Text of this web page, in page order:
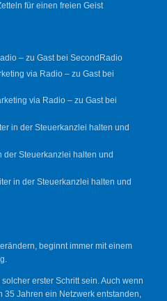
für einen freien Geist
– zu Gast bei SecondRadio
via Radio – zu Gast bei
via Radio – zu Gast bei
in der Steuerkanzlei halten und
der Steuerkanzlei halten und
in der Steuerkanzlei halten und
beginnt immer mit einem
erster Schritt sein. Auch wenn
35 Jahren ein Netzwerk entstanden,